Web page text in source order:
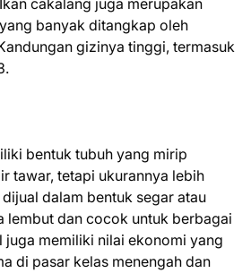
cakalang juga merupakan
banyak ditangkap oleh
gizinya tinggi, termasuk
bentuk tubuh yang mirip
tawar, tetapi ukurannya lebih
dalam bentuk segar atau
lembut dan cocok untuk berbagai
juga memiliki nilai ekonomi yang
di pasar kelas menengah dan